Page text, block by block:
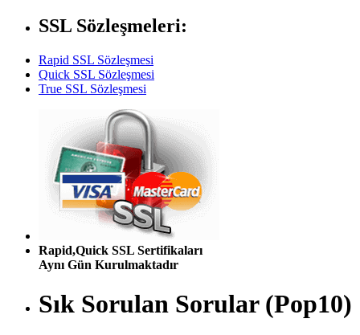
SSL Sözleşmeleri:
Rapid SSL Sözleşmesi
Quick SSL Sözleşmesi
True SSL Sözleşmesi
Rapid,Quick SSL Sertifikaları
Aynı Gün Kurulmaktadır
Sık Sorulan Sorular (Pop10)